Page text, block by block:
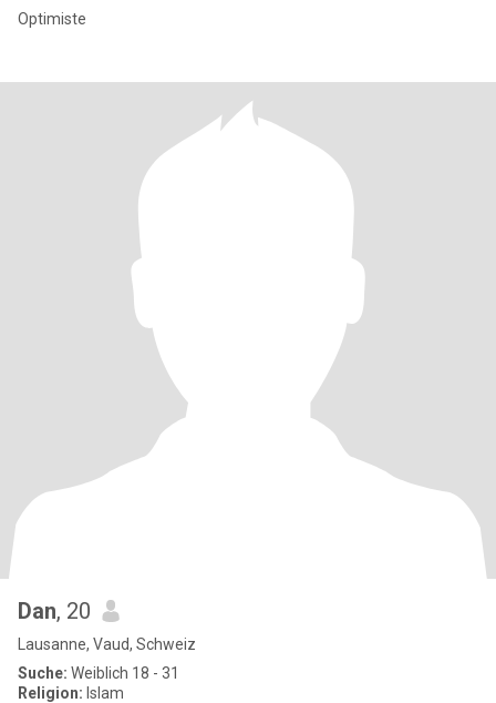
Optimiste
Dan, 20
Lausanne, Vaud, Schweiz
Suche: Weiblich 18 - 31
Religion: Islam